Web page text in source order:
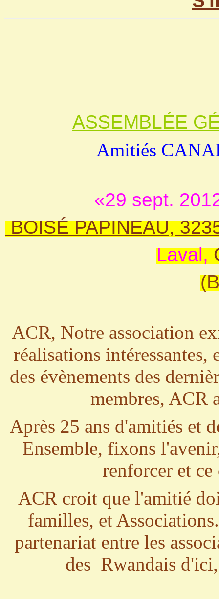
ASSEMBLÉE
Amitiés
«29 sept.
BOISÉ PAPINEAU,
Laval,
ACR, Notre association
réalisations intéressantes,
des évènements des
membres, ACR
Après 25 ans d'amitiés et
Ensemble, fixons
renforcer et
ACR croit que l'amitié
familles, et
partenariat entre les
des Rwandais